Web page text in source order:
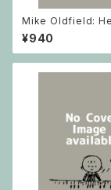
Mike Oldfield:
ge / ピアノ
¥940